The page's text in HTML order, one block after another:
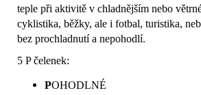
teple při aktivitě v chladnějším nebo
cyklistika, běžky, ale i fotbal, turistika,
bez prochladnutí a nepohodlí.
5 P čelenek:
POHODLNÉ